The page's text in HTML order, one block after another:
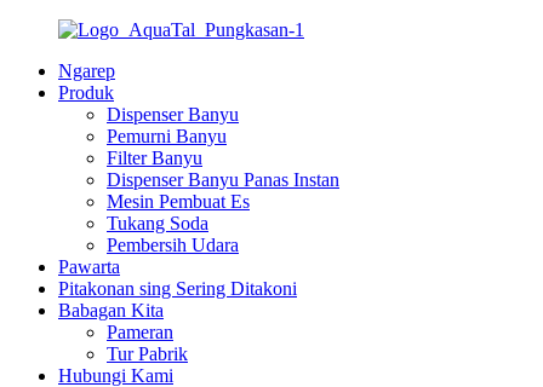
Ngarep
Produk
Dispenser Banyu
Pemurni Banyu
Filter Banyu
Dispenser Banyu Panas Instan
Mesin Pembuat Es
Tukang Soda
Pembersih Udara
Pawarta
Pitakonan sing Sering Ditakoni
Babagan Kita
Pameran
Tur Pabrik
Hubungi Kami